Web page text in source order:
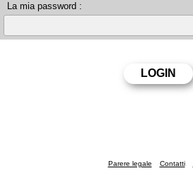
La mia password :
Parere legale Contatti